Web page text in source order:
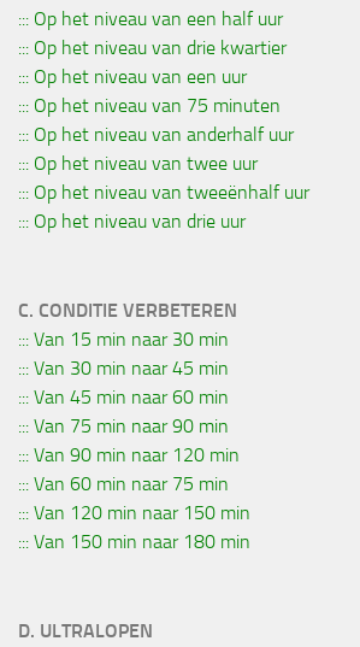
::: Op het niveau van een half uur
::: Op het niveau van drie kwartier
::: Op het niveau van een uur
::: Op het niveau van 75 minuten
::: Op het niveau van anderhalf uur
::: Op het niveau van twee uur
::: Op het niveau van tweeënhalf uur
::: Op het niveau van drie uur
C. CONDITIE VERBETEREN
::: Van 15 min naar 30 min
::: Van 30 min naar 45 min
::: Van 45 min naar 60 min
::: Van 75 min naar 90 min
::: Van 90 min naar 120 min
::: Van 60 min naar 75 min
::: Van 120 min naar 150 min
::: Van 150 min naar 180 min
D. ULTRALOPEN